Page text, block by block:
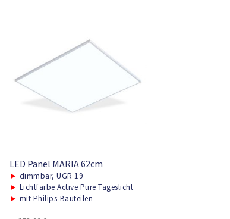
LED Panel MARIA 62cm
► dimmbar, UGR 19
► Lichtfarbe Active Pure Tageslicht
► mit Philips-Bauteilen